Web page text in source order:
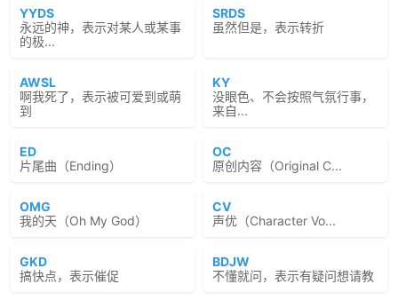
YYDS
永远的神，表示对某人或某事
的极...
SRDS
虽然但是，表示转折
AWSL
啊我死了，表示被可爱到或萌
到
KY
没眼色、不会按照气氛行事，
来自...
ED
片尾曲（Ending）
OC
原创内容（Original C...
OMG
我的天（Oh My God）
CV
声优（Character Vo...
GKD
搞快点，表示催促
BDJW
不懂就问，表示有疑问想请教